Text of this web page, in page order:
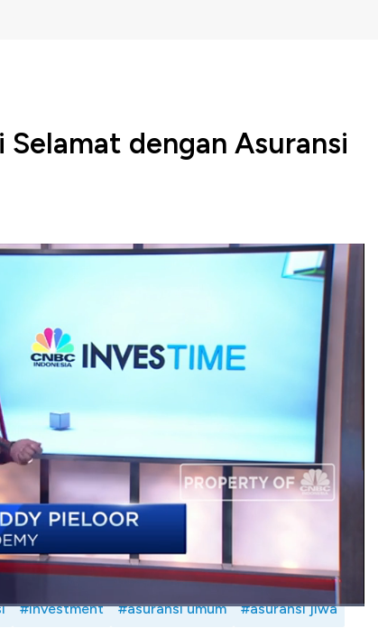
Selamat dengan Asuransi
program proteksi dari musibah yang disebut CEO
membantu kita saat mengalami kesulitan seperti
Tentu saja asuransi dalam memilih asuransi yang tepat
semua hal yang terkait asuransi yang terdiri
Selengkapnya saksikan dialog Maria Katarina dengan
dalam Investime, CNBC Indonesia (Senin,
#investment #asuransi umum #asuransi jiwa